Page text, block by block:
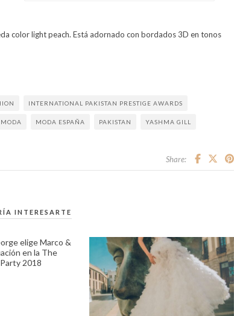
color light peach. Está adornado con bordados 3D en tonos
INTERNATIONAL PAKISTAN PRESTIGE AWARDS
MODA MODA ESPAÑA PAKISTAN YASHMA GILL
Share:
INTERESARTE
elige Marco &
en la The
2018